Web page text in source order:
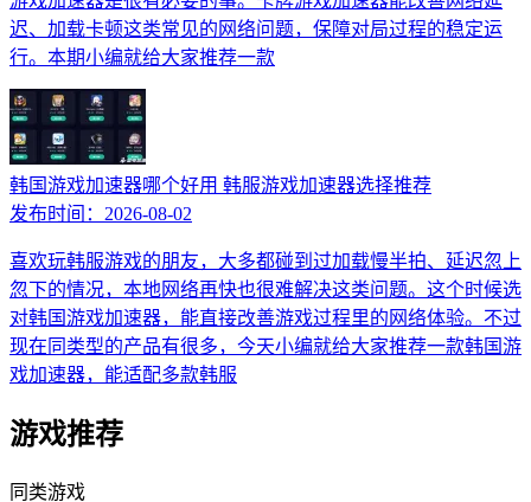
迟、加载卡顿这类常见的网络问题，保障对局过程的稳定运
行。本期小编就给大家推荐一款
韩国游戏加速器哪个好用 韩服游戏加速器选择推荐
发布时间： 2026-08-02
喜欢玩韩服游戏的朋友，大多都碰到过加载慢半拍、延迟忽上
忽下的情况，本地网络再快也很难解决这类问题。这个时候选
对韩国游戏加速器，能直接改善游戏过程里的网络体验。不过
现在同类型的产品有很多，今天小编就给大家推荐一款韩国游
戏加速器，能适配多款韩服
游戏推荐
同类游戏